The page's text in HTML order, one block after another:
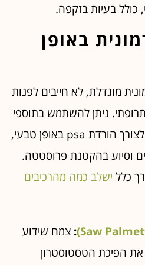
כולל בעיות בזקפה.
באופן
מוגדלת, לא חייבים לפנות
תרופתי. ניתן להשתמש בתוספי
תזונה וצמחי מרפא לצורך הורדת psa באופן טבעי,
וסיוע בהקטנת פרוסטטה.
כלל ישלב כמה מהרכיבים
: צמח שידוע
את הפיכת הטסטוסטרון